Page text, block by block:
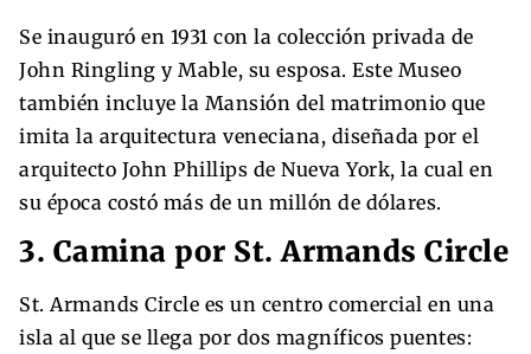
Se inauguró en 1931 con la colección privada de
John Ringling y Mable, su esposa. Este Museo
también incluye la Mansión del matrimonio que
imita la arquitectura veneciana, diseñada por el
arquitecto John Phillips de Nueva York, la cual en
su época costó más de un millón de dólares.
3. Camina por St. Armands Circle
St. Armands Circle es un centro comercial en una
isla al que se llega por dos magníficos puentes: